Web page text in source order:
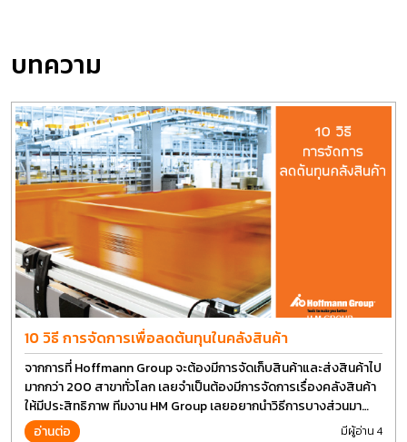
บทความ
10 วิธี การจัดการเพื่อลดต้นทุนในคลังสินค้า
จากการที่ Hoffmann Group จะต้องมีการจัดเก็บสินค้าและส่งสินค้าไป
มากกว่า 200 สาขาทั่วโลก เลยจำเป็นต้องมีการจัดการเรื่องคลังสินค้า
ให้มีประสิทธิภาพ ทีมงาน HM Group เลยอยากนำวิธีการบางส่วนมา
แบ่งปันกัน
อ่านต่อ มีผู้อ่าน 4